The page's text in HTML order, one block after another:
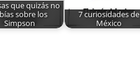
que quizás no
sobre los
Simpson
7 curiosidades de
México